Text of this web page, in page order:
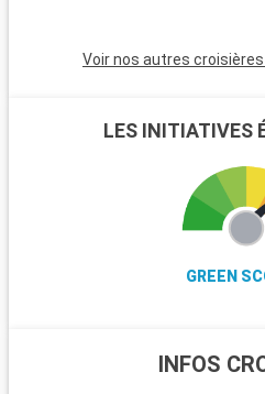
Voir nos autres
LES INITIATIVES
GREEN
INFOS